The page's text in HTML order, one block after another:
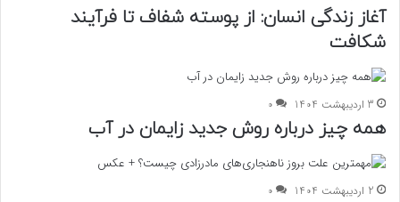
آغاز زندگی انسان: از پوسته شفاف تا فرآیند
شکافت
3 اردیبهشت 1404 0
همه چیز درباره روش جدید زایمان در آب
2 اردیبهشت 1404 0